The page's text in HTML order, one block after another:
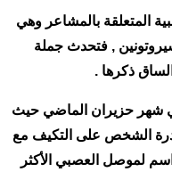
المتعلقة بالمشاعر وهي
, فتحدث جملة
ذكرها .
شهر حزيران الماضي حيث
الشخص على التكيف مع
لموصل العصبي الأكثر